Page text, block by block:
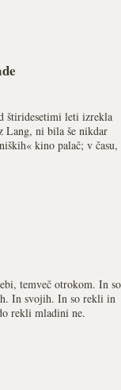
štiridesetimi leti izrekla
Lang, ni bila še nikdar
kino palač; v času,
temveč otrokom. In so
In svojih. In so rekli in
rekli mladini ne.